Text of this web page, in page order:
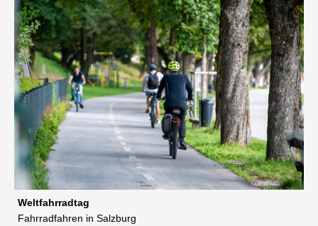
Weltfahrradtag
Fahrradfahren in Salzburg